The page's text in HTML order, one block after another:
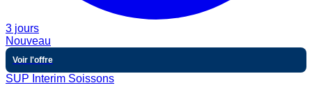
3 jours
Nouveau
Voir l'offre
SUP Interim Soissons